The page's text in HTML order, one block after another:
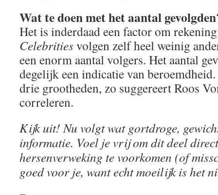
Wat te doen met het aantal
Het is inderdaad een factor om
Celebritiesvolgen zelf heel weinig
een enorm aantal volgers. Het aantal
degelijk een indicatie van
drie grootheden, zo suggereert Roos
correleren.
Kijk uit! Nu volgt wat gortdroge,
informatie. Voel je vrij om dit deel
hersenverweking te voorkomen (of
goed voor je, want echt moeilijk is het